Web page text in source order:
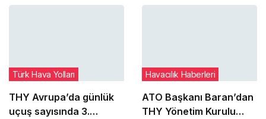
aldığı kitaba övgü
sıralamada 7’nci oldu
THY Avrupa’da günlük
uçuş sayısında 3.
Türk Hava Yolları
ATO Başkanı Baran’dan
THY Yönetim Kurulu
Havacılık Haberleri